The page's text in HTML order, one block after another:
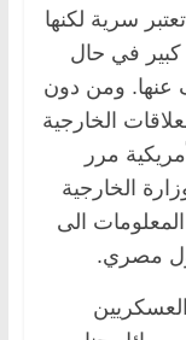
سرية لكنها
كبير في حال
عنها. ومن دون
الخارجية
مرر
الخارجية
الى
مصري.